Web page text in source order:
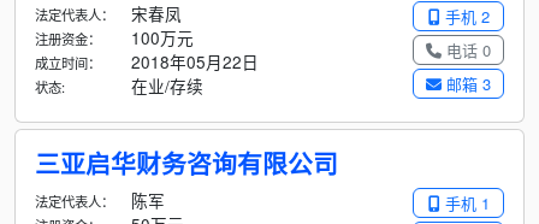
手机 2
电话 0
邮箱 3
法定代表人： 宋春凤
注册资金： 100万元
成立时间： 2018年05月22日
状态: 在业/存续
三亚启华财务咨询有限公司
手机 1
法定代表人： 陈军